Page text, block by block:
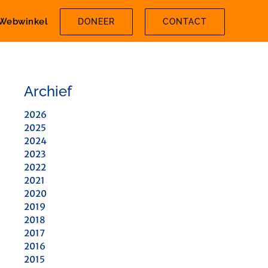
DONEER CONTACT
Archief
2026
2025
2024
2023
2022
2021
2020
2019
2018
2017
2016
2015